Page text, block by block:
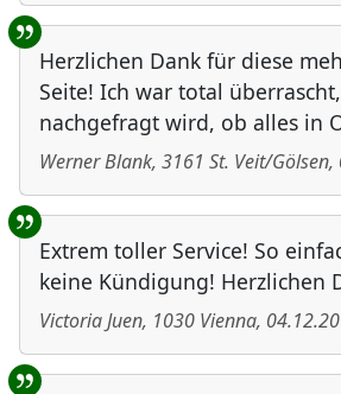
Herzlichen Dank für diese
Seite! Ich war total
nachgefragt wird, ob alles in
Werner Blank, 3161 St. Veit/Gölsen,
Extrem toller Service! So
keine Kündigung! Herzlichen
Victoria Juen, 1030 Vienna,